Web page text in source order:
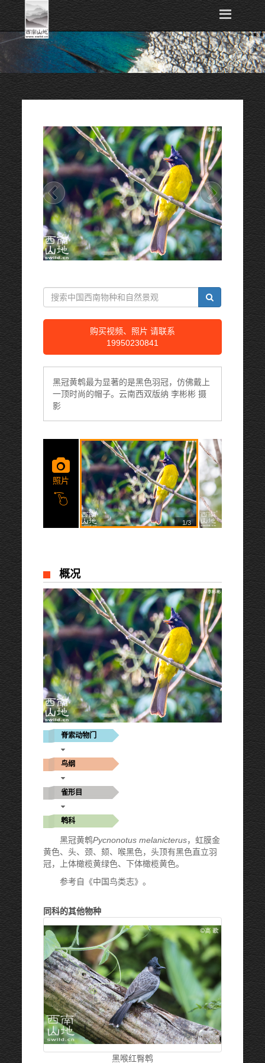
购买视频、照片 请联系
19950230841
黑冠黄鹎最为显著的是黑色羽冠，仿佛戴上
一顶时尚的帽子。云南西双版纳 李彬彬 摄
影
照片
1/3
概况
脊索动物门
鸟纲
雀形目
鹎科
黑冠黄鹎Pycnonotus melanicterus，虹膜金
黄色、头、颈、颏、喉黑色，头顶有黑色直立羽
冠，上体橄榄黄绿色、下体橄榄黄色。
参考自《中国鸟类志》。
同科的其他物种
黑喉红臀鹎